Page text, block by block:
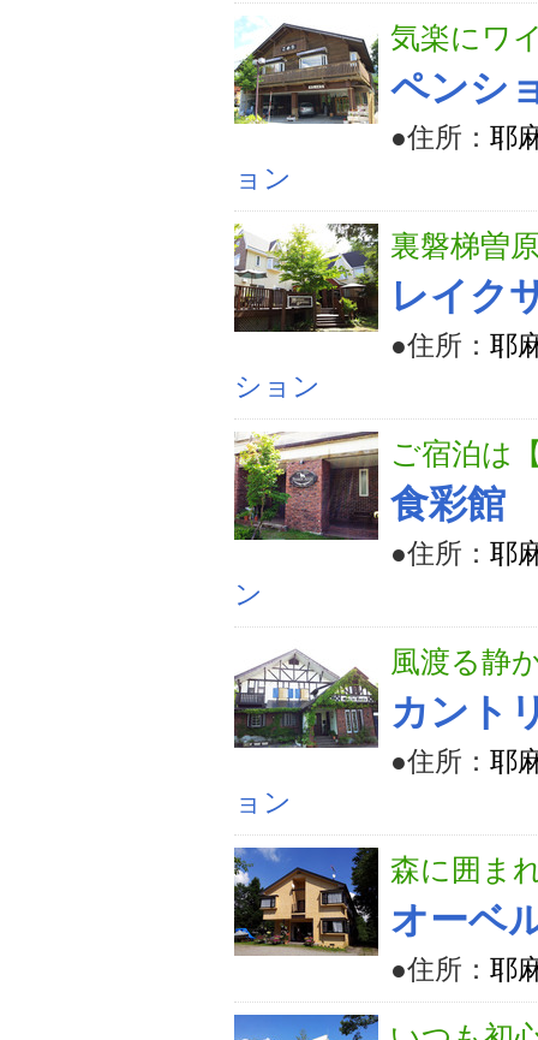
気楽にワ
ペンシ
●住所： 耶
ョン
裏磐梯曽
レイク
●住所： 耶
ション
ご宿泊は
食彩館
●住所： 耶
ン
風渡る静
カント
●住所： 耶
ョン
森に囲ま
オーベ
●住所： 耶